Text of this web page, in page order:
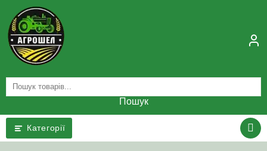
content
Пошук
Категорії